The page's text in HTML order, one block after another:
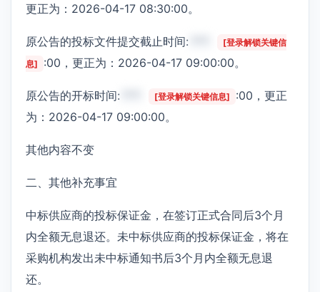
更正为：2026-04-17 08:30:00。
原公告的投标文件提交截止时间:
[登录解锁关键信
息]
:00，更正为：2026-04-17 09:00:00。
原公告的开标时间: [登录解锁关键信息]
:00，更正
为：2026-04-17 09:00:00。
其他内容不变
二、其他补充事宜
中标供应商的投标保证金，在签订正式合同后3个月
内全额无息退还。未中标供应商的投标保证金，将在
采购机构发出未中标通知书后3个月内全额无息退
还。